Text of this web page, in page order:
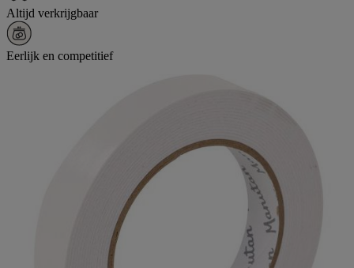
Altijd verkrijgbaar
Eerlijk en competitief